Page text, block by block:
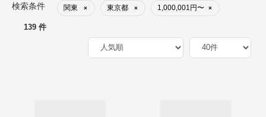
検索条件 関東 × 東京都 × 1,000,001円〜 ×
139 件